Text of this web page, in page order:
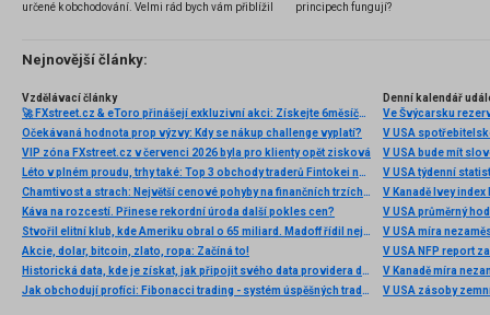
určené k obchodování. Velmi rád bych vám přiblížil
několik příkladů nejznámějších z nich.
principech fungují?
Nejnovější články:
Vzdělávací články
🚀 FXstreet.cz & eToro přinášejí exkluzivní akci: Získejte 6měsíční členství ve VIP zóně ZDARMA
Očekávaná hodnota prop výzvy: Kdy se nákup challenge vyplatí?
VIP zóna FXstreet.cz v červenci 2026 byla pro klienty opět zisková
Léto v plném proudu, trhy také: Top 3 obchody traderů Fintokei na indexech a zlatě
Chamtivost a strach: Největší cenové pohyby na finančních trzích (červenec 2026)
Káva na rozcestí. Přinese rekordní úroda další pokles cen?
Stvořil elitní klub, kde Ameriku obral o 65 miliard. Madoff řídil největší Ponzi dějin
Akcie, dolar, bitcoin, zlato, ropa: Začíná to!
Historická data, kde je získat, jak připojit svého data providera do MultiCharts a proč je budeme potřebovat? (4. díl)
Jak obchodují profíci: Fibonacci trading - systém úspěšných traderů
Denní kalendář
Ve Švýcarsku
V USA
V USA bude mít
V USA týdenní
V Kanadě Ivey index
V USA průměrný
V USA míra
V USA NFP report
V Kanadě míra
V USA zásoby